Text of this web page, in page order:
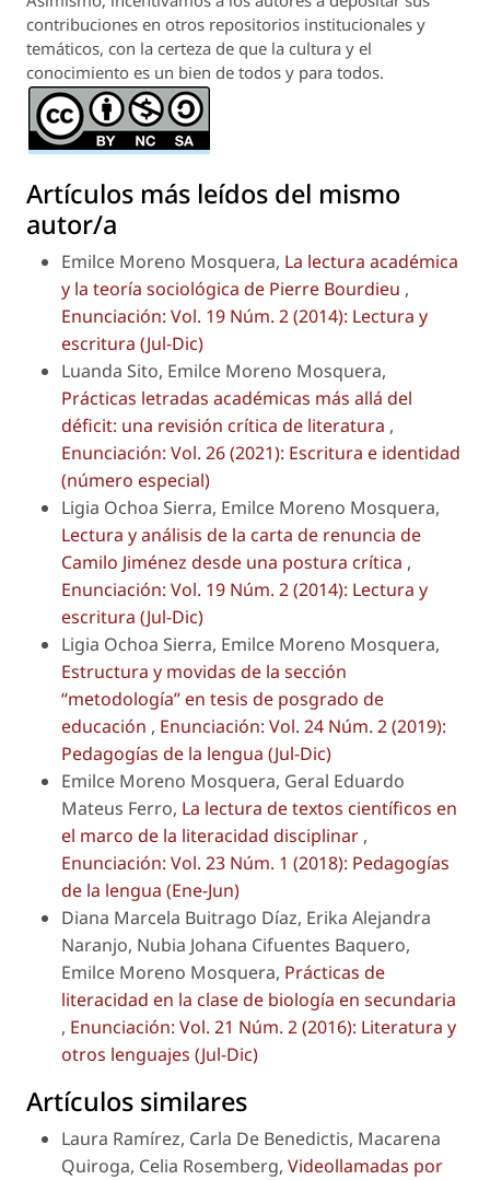
contribuciones en otros repositorios institucionales y
temáticos, con la certeza de que la cultura y el
conocimiento es un bien de todos y para todos.
Artículos más leídos del mismo
autor/a
Emilce Moreno Mosquera, La lectura académica
y la teoría sociológica de Pierre Bourdieu ,
Enunciación: Vol. 19 Núm. 2 (2014): Lectura y
escritura (Jul-Dic)
Luanda Sito, Emilce Moreno Mosquera,
Prácticas letradas académicas más allá del
déficit: una revisión crítica de literatura ,
Enunciación: Vol. 26 (2021): Escritura e identidad
(número especial)
Ligia Ochoa Sierra, Emilce Moreno Mosquera,
Lectura y análisis de la carta de renuncia de
Camilo Jiménez desde una postura crítica ,
Enunciación: Vol. 19 Núm. 2 (2014): Lectura y
escritura (Jul-Dic)
Ligia Ochoa Sierra, Emilce Moreno Mosquera,
Estructura y movidas de la sección
“metodología” en tesis de posgrado de
educación , Enunciación: Vol. 24 Núm. 2 (2019):
Pedagogías de la lengua (Jul-Dic)
Emilce Moreno Mosquera, Geral Eduardo
Mateus Ferro, La lectura de textos científicos en
el marco de la literacidad disciplinar ,
Enunciación: Vol. 23 Núm. 1 (2018): Pedagogías
de la lengua (Ene-Jun)
Diana Marcela Buitrago Díaz, Erika Alejandra
Naranjo, Nubia Johana Cifuentes Baquero,
Emilce Moreno Mosquera, Prácticas de
literacidad en la clase de biología en secundaria
, Enunciación: Vol. 21 Núm. 2 (2016): Literatura y
otros lenguajes (Jul-Dic)
Artículos similares
Laura Ramírez, Carla De Benedictis, Macarena
Quiroga, Celia Rosemberg, Videollamadas por